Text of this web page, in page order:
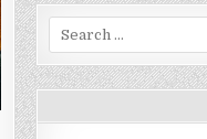
Search
for: